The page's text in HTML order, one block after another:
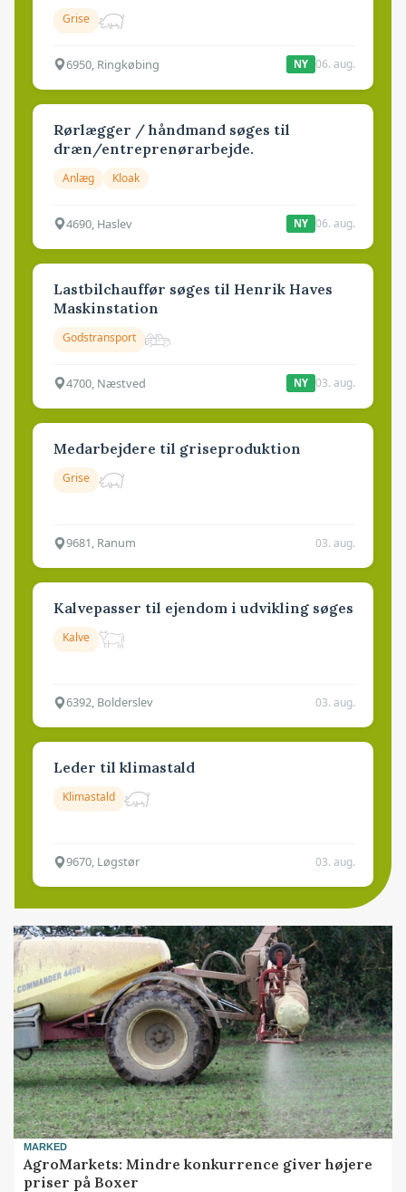
Grise
6950, Ringkøbing NY 06. aug.
Rørlægger / håndmand søges til
dræn/entreprenørarbejde.
Anlæg Kloak
4690, Haslev NY 06. aug.
Lastbilchauffør søges til Henrik Haves
Maskinstation
Godstransport
4700, Næstved NY 03. aug.
Medarbejdere til griseproduktion
Grise
9681, Ranum 03. aug.
Kalvepasser til ejendom i udvikling søges
Kalve
6392, Bolderslev 03. aug.
Leder til klimastald
Klimastald
9670, Løgstør 03. aug.
MARKED
AgroMarkets: Mindre konkurrence giver højere
priser på Boxer